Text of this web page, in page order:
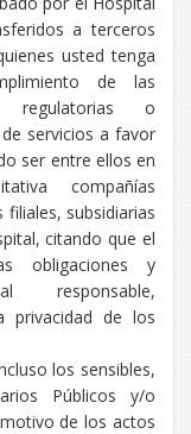
a terceros
usted tenga
de las
regulatorias o
servicios a favor
ser entre ellos en
compañías
subsidiarias
citando que el
obligaciones y
responsable,
privacidad de los
los sensibles,
Públicos y/o
de los actos